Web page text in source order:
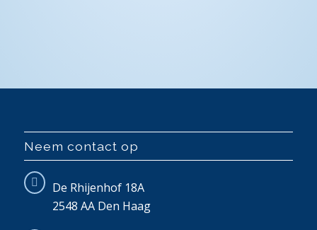
Neem contact op
De Rhijenhof 18A
2548 AA Den Haag